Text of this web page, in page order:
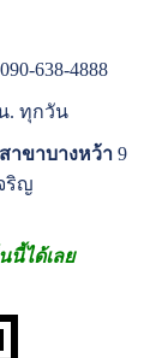
638-4888
. ทุกวัน
สาขาบางหว้า9
ริญ
นี้ได้เลย